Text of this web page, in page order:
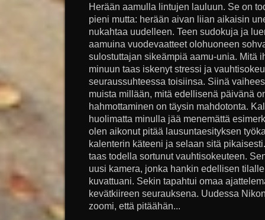
Herään aamulla lintujen lauluun. Se on
pieni mutta: herään aivan liian aikaisin
nukahtaa uudelleen. Teen sudokuja ja
aamuina vuodevaatteet olohuoneen
sulostuttajan sikeämpiä aamu-unia. Mitä
minuun taas iskenyt stressi ja
seuraussuhteessa toisiinsa. Siinä
muista millään, mitä edellisenä päivänä
hahmottaminen on täysin mahdotonta.
huolimatta minulla jää menemättä
olen aikonut pitää lausuntaesityksen
kalenterin käteeni ja selaan sitä
taas todella sortunut vauhtisokeuteen.
uusi kamera, jonka hankin edellisen
kuvattuani. Sekin tapahtui omaa
kevätkiireen seurauksena. Uudessa
zoomi, että pitäähän...